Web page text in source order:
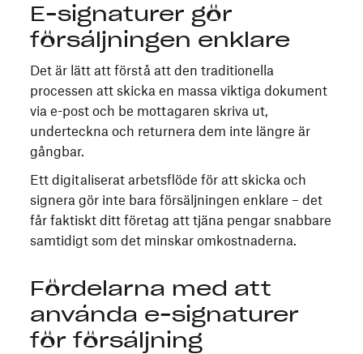
E-signaturer gör
försäljningen enklare
Det är lätt att förstå att den traditionella
processen att skicka en massa viktiga dokument
via e-post och be mottagaren skriva ut,
underteckna och returnera dem inte längre är
gångbar.
Ett digitaliserat arbetsflöde för att skicka och
signera gör inte bara försäljningen enklare – det
får faktiskt ditt företag att tjäna pengar snabbare
samtidigt som det minskar omkostnaderna.
Fördelarna med att
använda e-signaturer
för försäljning